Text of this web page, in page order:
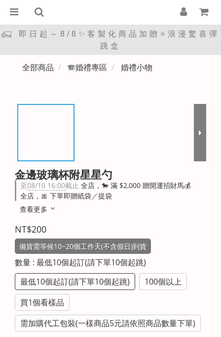
即日起～8/8✨客製化商品加贈⭐浪漫驚喜彈
跳盒
全部商品 🪗婚禮專區 婚禮小物
金邊玻璃杯附星星勺
至08/10 16:00截止 全店，🐎 滿 $2,000 贈開運招財馬💰
全店，🎀 下單即贈紙袋／提袋
查看更多
NT$200
備貨需等候10~20個工作天(不含假日)到貨
數量 : 最低10個起訂(請下單10個起跳)
最低10個起訂(請下單10個起跳)
100個以上
買1個看樣品
需加購代工包裝(一樣商品5元請依照商品數量下單)